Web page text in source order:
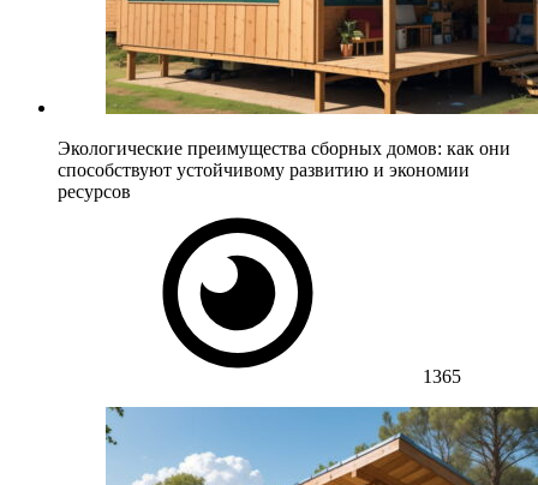
Экологические преимущества сборных домов: как они
способствуют устойчивому развитию и экономии
ресурсов
1365